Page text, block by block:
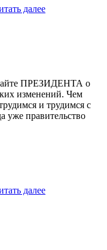
далее
ПРЕЗИДЕНТА о
изменений. Чем
и трудимся с
уже правительство
далее